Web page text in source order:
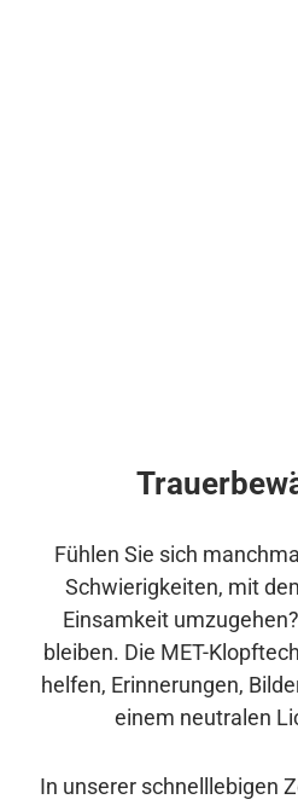
Fühlen Sie sich
Schwierigkeiten, mit
Einsamkeit
bleiben. Die MET-
helfen, Erinnerungen,
einem neutralen
In unserer schnelllebigen